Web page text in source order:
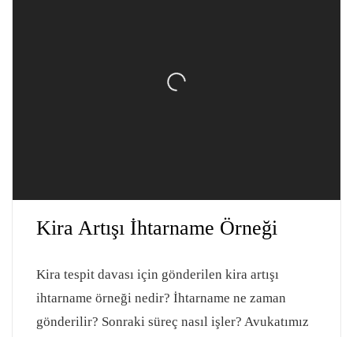
Kira Artışı İhtarname Örneği
Kira tespit davası için gönderilen kira artışı
ihtarname örneği nedir? İhtarname ne zaman
gönderilir? Sonraki süreç nasıl işler? Avukatımız